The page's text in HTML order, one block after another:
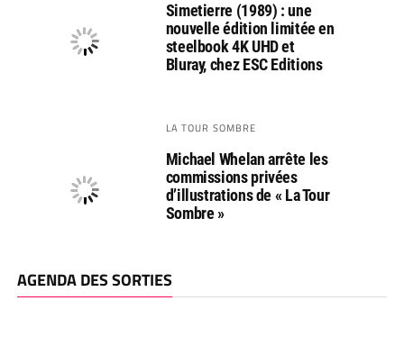
Simetierre (1989) : une
nouvelle édition limitée en
steelbook 4K UHD et
Bluray, chez ESC Editions
LA TOUR SOMBRE
Michael Whelan arrête les
commissions privées
d’illustrations de « La Tour
Sombre »
AGENDA DES SORTIES